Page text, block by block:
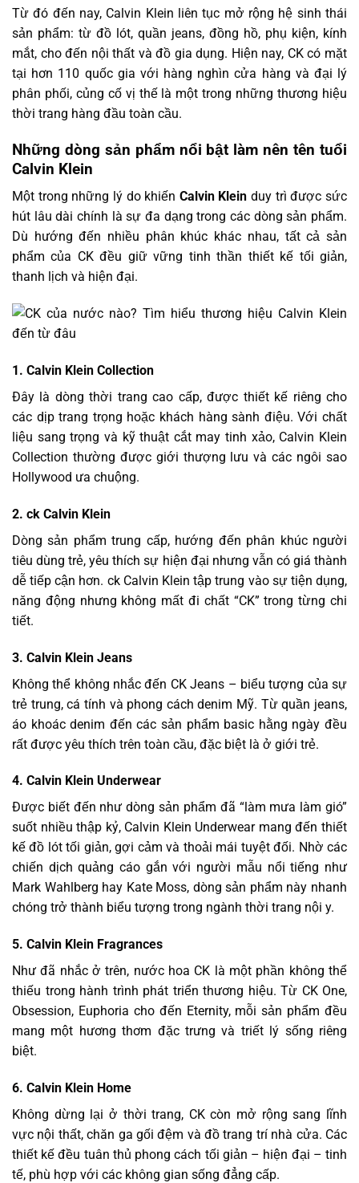
Từ đó đến nay, Calvin Klein liên tục mở rộng hệ sinh thái
sản phẩm: từ đồ lót, quần jeans, đồng hồ, phụ kiện, kính
mắt, cho đến nội thất và đồ gia dụng. Hiện nay, CK có mặt
tại hơn 110 quốc gia với hàng nghìn cửa hàng và đại lý
phân phối, củng cố vị thế là một trong những thương hiệu
thời trang hàng đầu toàn cầu.
Những dòng sản phẩm nổi bật làm nên tên tuổi
Calvin Klein
Một trong những lý do khiến Calvin Kleinduy trì được sức
hút lâu dài chính là sự đa dạng trong các dòng sản phẩm.
Dù hướng đến nhiều phân khúc khác nhau, tất cả sản
phẩm của CK đều giữ vững tinh thần thiết kế tối giản,
thanh lịch và hiện đại.
1. Calvin Klein Collection
Đây là dòng thời trang cao cấp, được thiết kế riêng cho
các dịp trang trọng hoặc khách hàng sành điệu. Với chất
liệu sang trọng và kỹ thuật cắt may tinh xảo, Calvin Klein
Collection thường được giới thượng lưu và các ngôi sao
Hollywood ưa chuộng.
2. ck Calvin Klein
Dòng sản phẩm trung cấp, hướng đến phân khúc người
tiêu dùng trẻ, yêu thích sự hiện đại nhưng vẫn có giá thành
dễ tiếp cận hơn. ck Calvin Klein tập trung vào sự tiện dụng,
năng động nhưng không mất đi chất “CK” trong từng chi
tiết.
3. Calvin Klein Jeans
Không thể không nhắc đến CK Jeans – biểu tượng của sự
trẻ trung, cá tính và phong cách denim Mỹ. Từ quần jeans,
áo khoác denim đến các sản phẩm basic hằng ngày đều
rất được yêu thích trên toàn cầu, đặc biệt là ở giới trẻ.
4. Calvin Klein Underwear
Được biết đến như dòng sản phẩm đã “làm mưa làm gió”
suốt nhiều thập kỷ, Calvin Klein Underwear mang đến thiết
kế đồ lót tối giản, gợi cảm và thoải mái tuyệt đối. Nhờ các
chiến dịch quảng cáo gắn với người mẫu nổi tiếng như
Mark Wahlberg hay Kate Moss, dòng sản phẩm này nhanh
chóng trở thành biểu tượng trong ngành thời trang nội y.
5. Calvin Klein Fragrances
Như đã nhắc ở trên, nước hoa CK là một phần không thể
thiếu trong hành trình phát triển thương hiệu. Từ CK One,
Obsession, Euphoria cho đến Eternity, mỗi sản phẩm đều
mang một hương thơm đặc trưng và triết lý sống riêng
biệt.
6. Calvin Klein Home
Không dừng lại ở thời trang, CK còn mở rộng sang lĩnh
vực nội thất, chăn ga gối đệm và đồ trang trí nhà cửa. Các
thiết kế đều tuân thủ phong cách tối giản – hiện đại – tinh
tế, phù hợp với các không gian sống đẳng cấp.